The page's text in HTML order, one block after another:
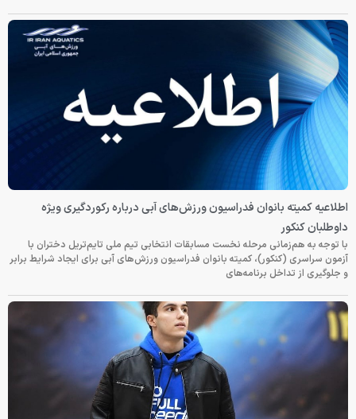
اطلاعیه کمیته بانوان فدراسیون ورزش‌های آبی درباره رکوردگیری ویژه
داوطلبان کنکور
با توجه به هم‌زمانی مرحله نخست مسابقات انتخابی تیم ملی تایم‌تریل دختران با
آزمون سراسری (کنکور)، کمیته بانوان فدراسیون ورزش‌های آبی برای ایجاد شرایط برابر
و جلوگیری از تداخل برنامه‌های